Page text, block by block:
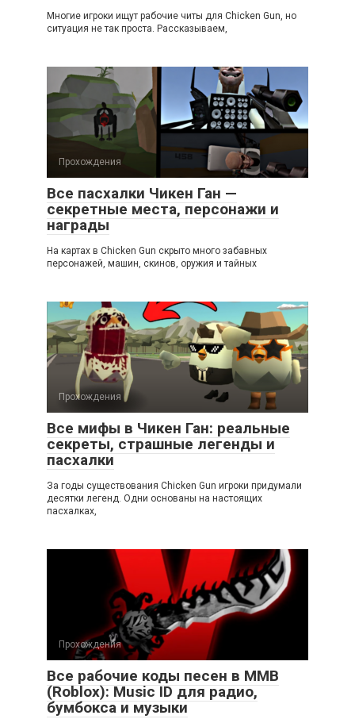
Многие игроки ищут рабочие читы для Chicken Gun, но
ситуация не так проста. Рассказываем,
Прохождения
Все пасхалки Чикен Ган —
секретные места, персонажи и
награды
На картах в Chicken Gun скрыто много забавных
персонажей, машин, скинов, оружия и тайных
Прохождения
Все мифы в Чикен Ган: реальные
секреты, страшные легенды и
пасхалки
За годы существования Chicken Gun игроки придумали
десятки легенд. Одни основаны на настоящих
пасхалках,
Прохождения
Все рабочие коды песен в ММВ
(Roblox): Music ID для радио,
бумбокса и музыки